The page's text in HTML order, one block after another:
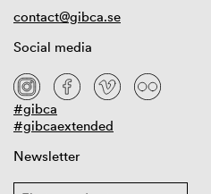
contact@gibca.se
Social media
#gibca
#gibcaextended
Newsletter